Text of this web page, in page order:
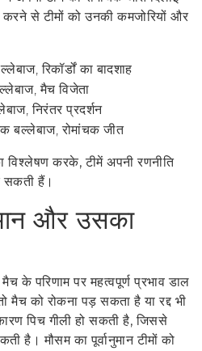
से टीमों को उनकी कमजोरियों और
रिकॉर्डों का बादशाह
मैच विजेता
निरंतर प्रदर्शन
बल्लेबाज, रोमांचक जीत
विश्लेषण करके, टीमें अपनी रणनीति
हैं।
और उसका
के परिणाम पर महत्वपूर्ण प्रभाव डाल
मैच को रोकना पड़ सकता है या रद्द भी
पिच गीली हो सकती है, जिससे
है। मौसम का पूर्वानुमान टीमों को